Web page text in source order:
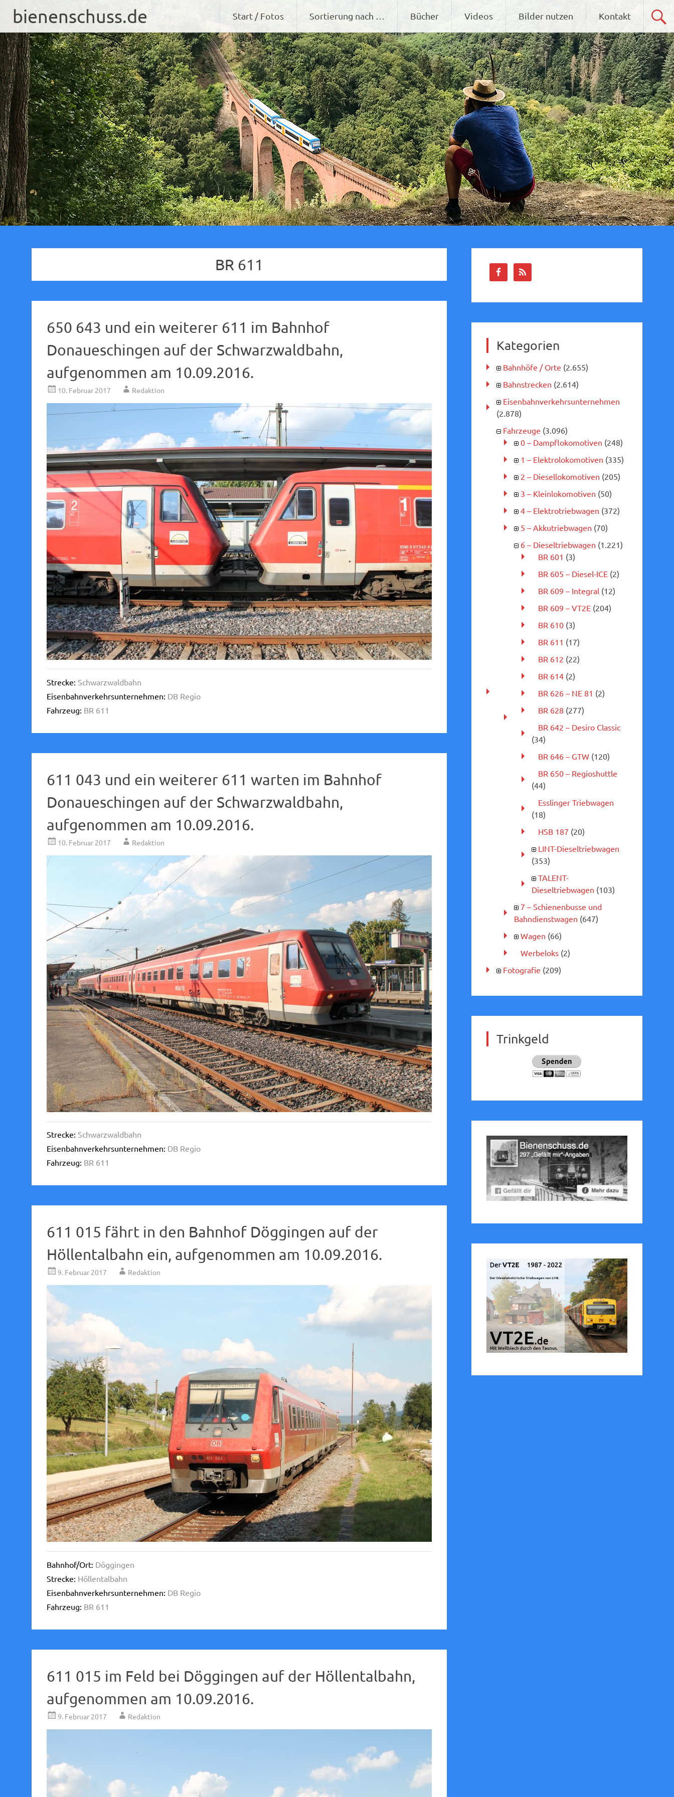
bienenschuss.de
Inhalt
springen
Start / Fotos Sortierung nach … Bücher Videos Bilder nutzen Kontakt
BR 611
650 643 und ein weiterer 611 im Bahnhof
Donaueschingen auf der Schwarzwaldbahn,
aufgenommen am 10.09.2016.
10. Februar 2017 Redaktion
Strecke: Schwarzwaldbahn
Eisenbahnverkehrsunternehmen: DB Regio
Fahrzeug: BR 611
611 043 und ein weiterer 611 warten im Bahnhof
Donaueschingen auf der Schwarzwaldbahn,
aufgenommen am 10.09.2016.
10. Februar 2017 Redaktion
Strecke: Schwarzwaldbahn
Eisenbahnverkehrsunternehmen: DB Regio
Fahrzeug: BR 611
611 015 fährt in den Bahnhof Döggingen auf der
Höllentalbahn ein, aufgenommen am 10.09.2016.
9. Februar 2017 Redaktion
Bahnhof/Ort: Döggingen
Strecke: Höllentalbahn
Eisenbahnverkehrsunternehmen: DB Regio
Fahrzeug: BR 611
611 015 im Feld bei Döggingen auf der Höllentalbahn,
aufgenommen am 10.09.2016.
9. Februar 2017 Redaktion
Kategorien
Bahnhöfe / Orte (2.655)
Bahnstrecken (2.614)
Eisenbahnverkehrsunternehmen
(2.878)
Fahrzeuge (3.096)
0 – Dampflokomotiven (248)
1 – Elektrolokomotiven (335)
2 – Diesellokomotiven (205)
3 – Kleinlokomotiven (50)
4 – Elektrotriebwagen (372)
5 – Akkutriebwagen (70)
6 – Dieseltriebwagen (1.221)
BR 601 (3)
BR 605 – Diesel-ICE(2)
BR 609 – Integral(12)
BR 609 – VT2E(204)
BR 610(3)
BR 611 (17)
BR 612 (22)
BR 614(2)
BR 626 – NE 81 (2)
BR 628 (277)
BR 642 – Desiro Classic
(34)
BR 646 – GTW(120)
BR 650 – Regioshuttle
(44)
Esslinger Triebwagen
(18)
HSB 187 (20)
LINT-Dieseltriebwagen
(353)
TALENT-
Dieseltriebwagen (103)
7 – Schienenbusse und
Bahndienstwagen (647)
Wagen (66)
Werbeloks(2)
Fotografie (209)
Trinkgeld